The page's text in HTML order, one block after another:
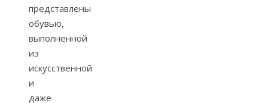
представлены
обувью,
выполненной
из
искусственной
и
даже